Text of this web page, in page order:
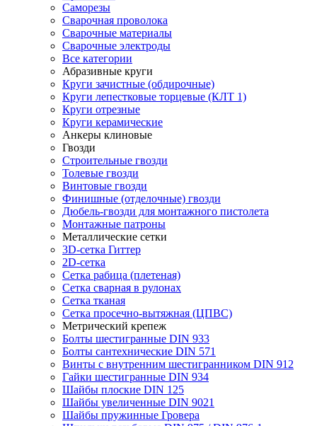
Саморезы
Сварочная проволока
Сварочные материалы
Сварочные электроды
Все категории
Абразивные круги
Круги зачистные (обдирочные)
Круги лепестковые торцевые (КЛТ 1)
Круги отрезные
Круги керамические
Анкеры клиновые
Гвозди
Строительные гвозди
Толевые гвозди
Винтовые гвозди
Финишные (отделочные) гвозди
Дюбель-гвозди для монтажного пистолета
Монтажные патроны
Металлические сетки
3D-сетка Гиттер
2D-сетка
Сетка рабица (плетеная)
Сетка сварная в рулонах
Сетка тканая
Сетка просечно-вытяжная (ЦПВС)
Метрический крепеж
Болты шестигранные DIN 933
Болты сантехнические DIN 571
Винты с внутренним шестигранником DIN 912
Гайки шестигранные DIN 934
Шайбы плоские DIN 125
Шайбы увеличенные DIN 9021
Шайбы пружинные Гровера